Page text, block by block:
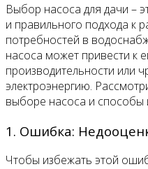
Выбор насоса для дачи –
и правильного подхода к
потребностей в
насоса может привести к
производительности или
электроэнергию.
выборе насоса и способы
1. Ошибка:
Чтобы избежать этой